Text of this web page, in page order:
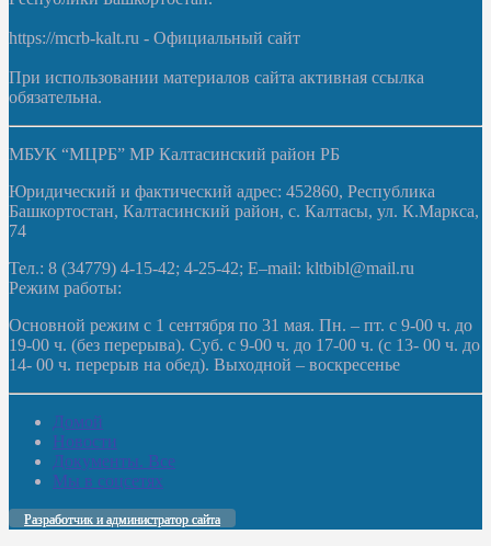
https://mcrb-kalt.ru - Официальный сайт
При использовании материалов сайта активная ссылка
обязательна.
МБУК “МЦРБ” МР Калтасинский район РБ
Юридический и фактический адрес: 452860, Республика
Башкортостан, Калтасинский район, с. Калтасы, ул. К.Маркса,
74
Тел.: 8 (34779) 4-15-42; 4-25-42; E–mail: kltbibl@mail.ru
Режим работы:
Основной режим с 1 сентября по 31 мая. Пн. – пт. с 9-00 ч. до
19-00 ч. (без перерыва). Суб. с 9-00 ч. до 17-00 ч. (с 13- 00 ч. до
14- 00 ч. перерыв на обед). Выходной – воскресенье
Домой
Новости
Документы. Все
Мы в соцсетях
Разработчик и администратор сайта